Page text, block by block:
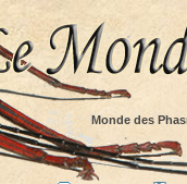
Monde des